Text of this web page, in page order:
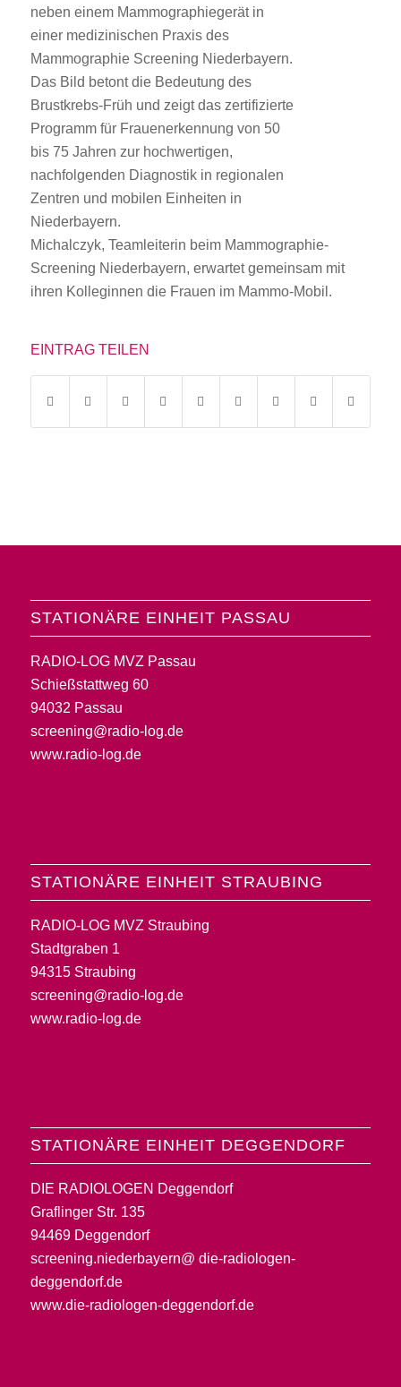
Michalczyk, Teamleiterin beim Mammographie-
Screening Niederbayern, erwartet gemeinsam mit
ihren Kolleginnen die Frauen im Mammo-Mobil.
EINTRAG TEILEN
STATIONÄRE EINHEIT PASSAU
RADIO-LOG MVZ Passau
Schießstattweg 60
94032 Passau
screening@radio-log.de
www.radio-log.de
STATIONÄRE EINHEIT STRAUBING
RADIO-LOG MVZ Straubing
Stadtgraben 1
94315 Straubing
screening@radio-log.de
www.radio-log.de
STATIONÄRE EINHEIT DEGGENDORF
DIE RADIOLOGEN Deggendorf
Graflinger Str. 135
94469 Deggendorf
screening.niederbayern@ die-radiologen-
deggendorf.de
www.die-radiologen-deggendorf.de